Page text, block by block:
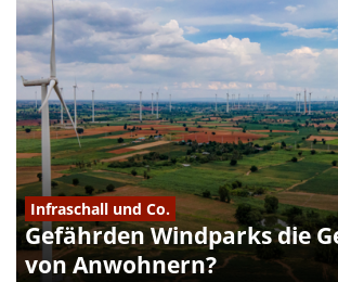
Infraschall und Co.
Gefährden Windparks die
von Anwohnern?